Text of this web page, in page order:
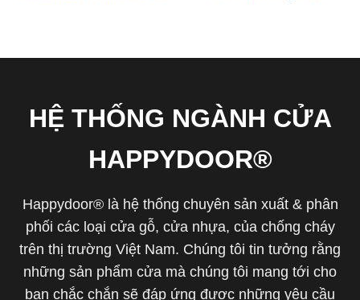
HỆ THỐNG NGÀNH CỬA
HAPPYDOOR®
Happydoor® là hệ thống chuyên sản xuất & phân
phối các loại cửa gỗ, cửa nhựa, của chống cháy
trên thị trường Việt Nam. Chúng tôi tin tưởng rằng
những sản phẩm cửa mà chúng tôi mang tới cho
bạn chắc chắn sẽ đáp ứng được những yêu cầu